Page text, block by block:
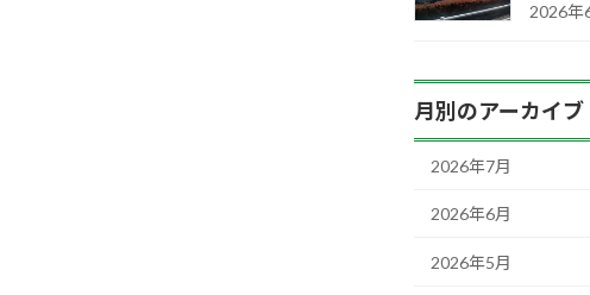
2026年
月別のアーカイブ
2026年7月
2026年6月
2026年5月